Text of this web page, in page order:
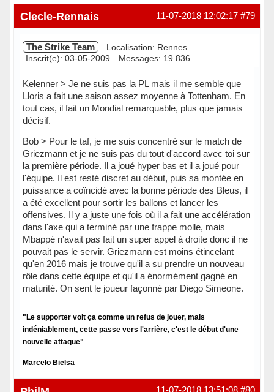
#79
11-07-2018 12:02:17
Clecle-Rennais
The Strike Team
Localisation: Rennes
Inscrit(e): 03-05-2009
Messages: 19 836
Kelenner > Je ne suis pas la PL mais il me semble que
Lloris a fait une saison assez moyenne à Tottenham. En
tout cas, il fait un Mondial remarquable, plus que jamais
décisif.
Bob > Pour le taf, je me suis concentré sur le match de
Griezmann et je ne suis pas du tout d'accord avec toi sur
la première période. Il a joué hyper bas et il a joué pour
l'équipe. Il est resté discret au début, puis sa montée en
puissance a coïncidé avec la bonne période des Bleus, il
a été excellent pour sortir les ballons et lancer les
offensives. Il y a juste une fois où il a fait une accélération
dans l'axe qui a terminé par une frappe molle, mais
Mbappé n'avait pas fait un super appel à droite donc il ne
pouvait pas le servir. Griezmann est moins étincelant
qu'en 2016 mais je trouve qu'il a su prendre un nouveau
rôle dans cette équipe et qu'il a énormément gagné en
maturité. On sent le joueur façonné par Diego Simeone.
"Le supporter voit ça comme un refus de jouer, mais
indéniablement, cette passe vers l'arrière, c'est le début d'une
nouvelle attaque"
Marcelo Bielsa
Hors ligne #80
11-07-2018 13:51:08